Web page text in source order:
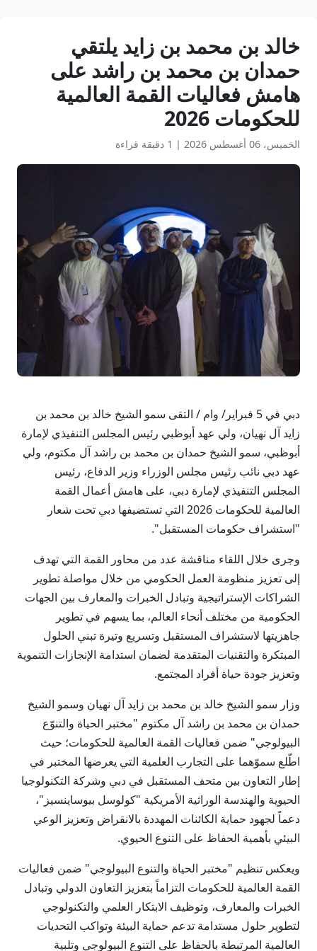
خالد بن محمد بن زايد يلتقي
حمدان بن محمد بن راشد على
هامش فعاليات القمة العالمية
للحكومات 2026
الخميس، 06 أغسطس 2026 | 1 دقيقة قراءة
دبي في 5 فبراير/ وام / التقى سمو الشيخ خالد بن محمد بن
زايد آل نهيان، ولي عهد أبوظبي رئيس المجلس التنفيذي لإمارة
أبوظبي، سمو الشيخ حمدان بن محمد بن راشد آل مكتوم، ولي
عهد دبي نائب رئيس مجلس الوزراء وزير الدفاع، رئيس
المجلس التنفيذي لإمارة دبي، على هامش أعمال القمة
العالمية للحكومات 2026 التي تستضيفها دبي تحت شعار
"استشراف حكومات المستقبل".
وجرى خلال اللقاء مناقشة عدد من محاور القمة التي تهدف
إلى تعزيز منظومة العمل الحكومي من خلال مواصلة تطوير
الشراكات الإستراتيجية وتبادل الخبرات والمعارف بين الجهات
الحكومية من مختلف أنحاء العالم، بما يسهم في تطوير
جاهزيتها لاستشراف المستقبل وتسريع وتيرة تبني الحلول
المبتكرة والتقنيات المتقدمة لضمان استدامة الإنجازات التنموية
وتعزيز جودة حياة أفراد المجتمع.
وزار سمو الشيخ خالد بن محمد بن زايد آل نهيان وسمو الشيخ
حمدان بن محمد بن راشد آل مكتوم "مختبر الحياة والتنوّع
البيولوجي" ضمن فعاليات القمة العالمية للحكومات؛ حيث
اطّلع سموّهما على التجارب العلمية التي يعرضها المختبر في
إطار التعاون بين متحف المستقبل في دبي وشركة التكنولوجيا
الحيوية والهندسة الوراثية الأمريكية "كولوسل بيوساينسيز"،
دعماً لجهود حماية الكائنات المهددة بالانقراض وتعزيز الوعي
البيئي بأهمية الحفاظ على التنوع الحيوي.
ويعكس تنظيم "مختبر الحياة والتنوع البيولوجي" ضمن فعاليات
القمة العالمية للحكومات التزاماً بتعزيز التعاون الدولي وتبادل
الخبرات والمعارف، وتوظيف الابتكار العلمي والتكنولوجي
لتطوير حلول مستدامة تدعم حماية البيئة وتواكب التحديات
العالمية المرتبطة بالحفاظ على التنوع البيولوجي وتلبية